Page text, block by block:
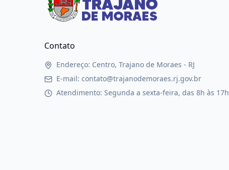
Contato
Endereço: Centro, Trajano de Moraes - RJ
E-mail: contato@trajanodemoraes.rj.gov.br
Atendimento: Segunda a sexta-feira, das 8h às 17h